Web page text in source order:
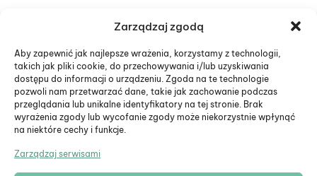
Zarządzaj zgodą
Aby zapewnić jak najlepsze wrażenia, korzystamy z technologii,
takich jak pliki cookie, do przechowywania i/lub uzyskiwania
dostępu do informacji o urządzeniu. Zgoda na te technologie
pozwoli nam przetwarzać dane, takie jak zachowanie podczas
przeglądania lub unikalne identyfikatory na tej stronie. Brak
wyrażenia zgody lub wycofanie zgody może niekorzystnie wpłynąć
na niektóre cechy i funkcje.
Zarządzaj serwisami